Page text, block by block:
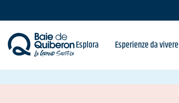
content
Esplora Esperienze da vivere